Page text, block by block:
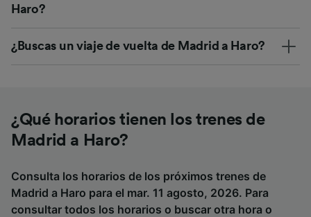
Haro?
¿Buscas un viaje de vuelta de Madrid a Haro?
¿Qué horarios tienen los trenes de
Madrid a Haro?
Consulta los horarios de los próximos trenes de
Madrid a Haro para el mar. 11 agosto, 2026. Para
consultar todos los horarios o buscar otra hora o